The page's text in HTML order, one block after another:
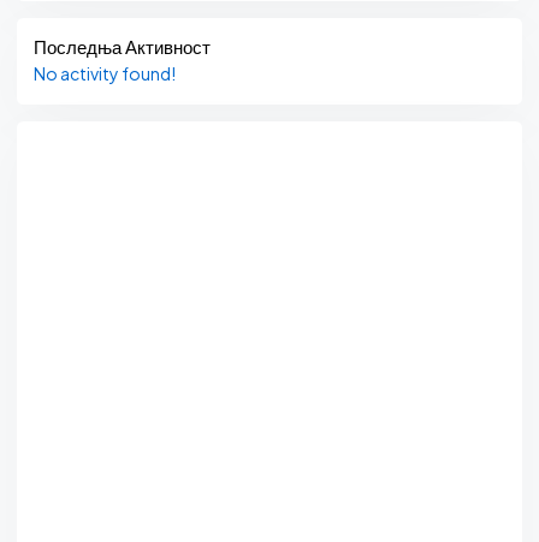
Последња Активност
No activity found!